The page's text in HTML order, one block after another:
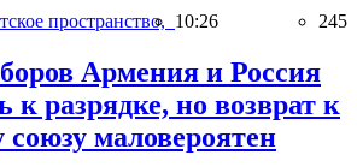
пространство, 10:26 245
Армения и Россия
к разрядке, но возврат к
маловероятен